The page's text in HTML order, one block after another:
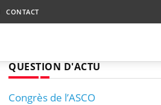
CONTACT
QUESTION D'ACTU
Congrès de l’ASCO